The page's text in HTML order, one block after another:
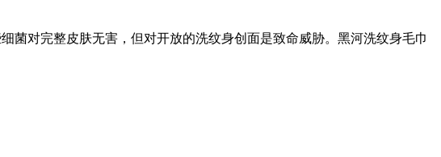
菌对完整皮肤无害，但对开放的洗纹身创面是致命威胁。黑河洗纹身毛巾